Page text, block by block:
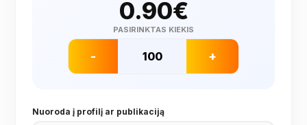
0.90€
PASIRINKTAS KIEKIS
- +
Nuoroda į profilį ar publikaciją